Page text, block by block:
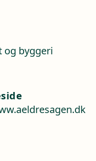
og byggeri